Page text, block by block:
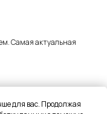
Самая актуальная
для вас. Продолжая